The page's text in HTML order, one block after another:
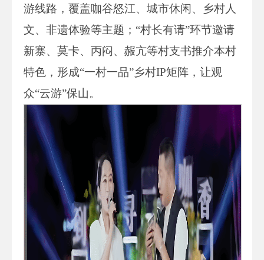
游线路，覆盖咖谷怒江、城市休闲、乡村人
文、非遗体验等主题；“村长有请”环节邀请
新寨、莫卡、丙闷、赧亢等村支书推介本村
特色，形成“一村一品”乡村IP矩阵，让观
众“云游”保山。